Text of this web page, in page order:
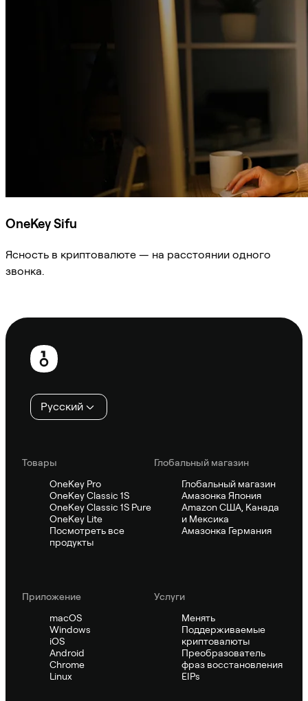
OneKey Sifu
Ясность в криптовалюте — на расстоянии одного
звонка.
Нижний
колонтитул
Русский
Товары
OneKey Pro
OneKey Classic 1S
OneKey Classic 1S Pure
OneKey Lite
Посмотреть все
продукты
Глобальный магазин
Глобальный магазин
Амазонка Япония
Amazon США, Канада
и Мексика
Амазонка Германия
Приложение
macOS
Windows
iOS
Android
Chrome
Linux
Услуги
Менять
Поддерживаемые
криптовалюты
Преобразователь
фраз восстановления
EIPs